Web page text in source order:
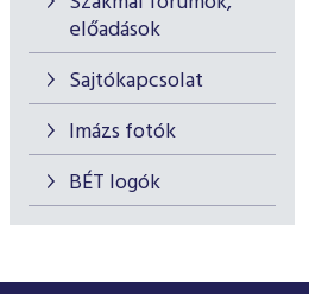
előadások
Sajtókapcsolat
Imázs fotók
BÉT logók